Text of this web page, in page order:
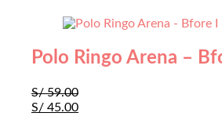
Polo Ringo Arena –
S/59.00
S/ 45.00